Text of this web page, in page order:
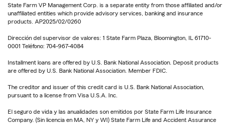
State Farm VP Management Corp. is a separate entity from those affiliated and/or
unaffiliated entities which provide advisory services, banking and insurance
products. AP2025/02/0260
Dirección del supervisor de valores: 1 State Farm Plaza, Bloomington, IL 61710-
0001 Teléfono: 704-967-4084
Installment loans are offered by U.S. Bank National Association. Deposit products
are offered by U.S. Bank National Association. Member FDIC.
The creditor and issuer of this credit card is U.S. Bank National Association,
pursuant to a license from Visa U.S.A. Inc.
El seguro de vida y las anualidades son emitidos por State Farm Life Insurance
Company. (Sin licencia en MA, NY y WI) State Farm Life and Accident Assurance